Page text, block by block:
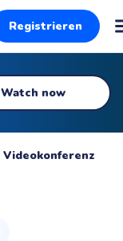
Registrieren
Watch now
Videokonferenz